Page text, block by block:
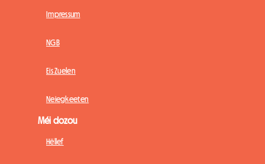
Impressum
NGB
Eis Zuelen
Neiegkeeten
Méi dozou
Hëllef